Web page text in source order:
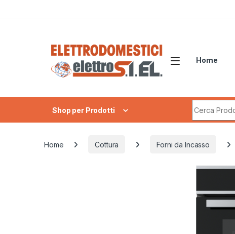
Home
Shop per Prodotti
Home Cottura Forni da Incasso